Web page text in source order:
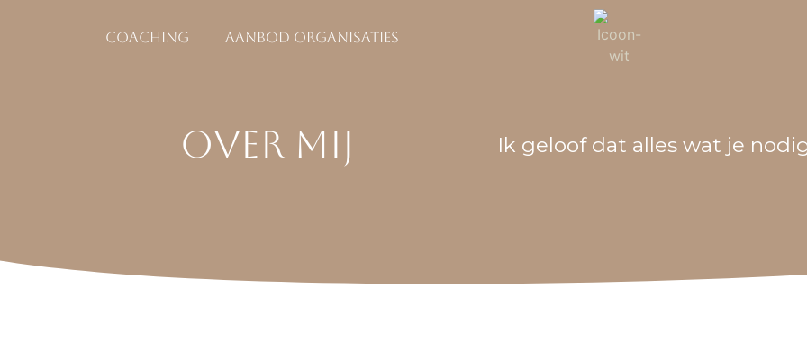
Coaching Aanbod organisaties
Over mij Ik geloof dat alles wat je